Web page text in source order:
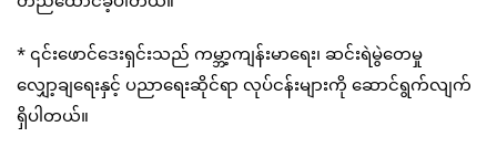
* ၎င်းဖောင်ဒေးရှင်းသည် ကမ္ဘာ့ကျန်းမာရေး၊ ဆင်းရဲမွဲတေမှု
လျှော့ချရေးနှင့် ပညာရေးဆိုင်ရာ လုပ်ငန်းများကို ဆောင်ရွက်လျက်
ရှိပါတယ်။